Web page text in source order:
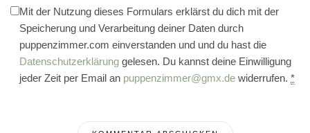
Mit der Nutzung dieses Formulars erklärst du dich mit der
Speicherung und Verarbeitung deiner Daten durch
puppenzimmer.com einverstanden und und du hast die
Datenschutzerklärung gelesen. Du kannst deine Einwilligung
jeder Zeit per Email an puppenzimmer@gmx.de widerrufen. *